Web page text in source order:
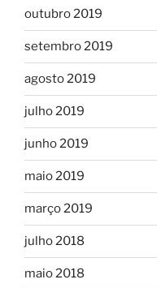
outubro 2019
setembro 2019
agosto 2019
julho 2019
junho 2019
maio 2019
março 2019
julho 2018
maio 2018